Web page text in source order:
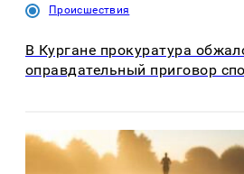
Происшествия
В Кургане прокуратура
оправдательный приговор